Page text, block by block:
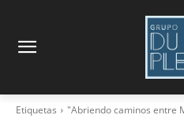
Etiquetas "Abriendo caminos entre